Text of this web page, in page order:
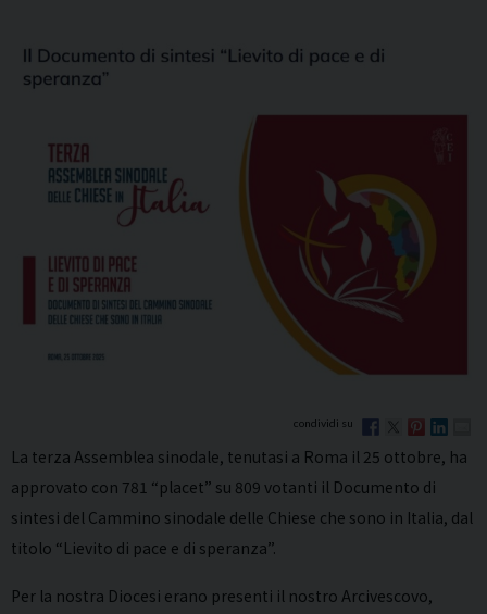
La terza Assemblea sinodale, tenutasi a Roma il 25 ottobre, ha
approvato con 781 “placet” su 809 votanti il Documento di
sintesi del Cammino sinodale delle Chiese che sono in Italia, dal
titolo “Lievito di pace e di speranza”.
Per la nostra Diocesi erano presenti il nostro Arcivescovo,